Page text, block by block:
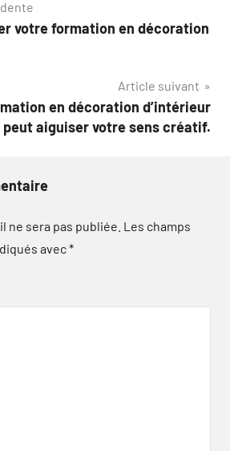
votre formation en décoration
Article suivant
en décoration d’intérieur
peut aiguiser votre sens créatif.
ne sera pas publiée. Les champs
avec*